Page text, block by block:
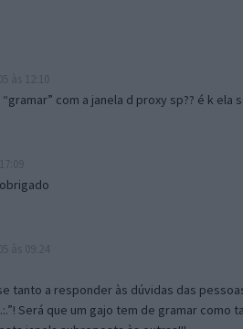
com a janela d proxy sp?? é k ela
tanto a responder às dúvidas das
Será que um gajo tem de gramar como